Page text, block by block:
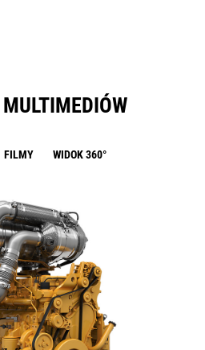
FILMY WIDOK 360°